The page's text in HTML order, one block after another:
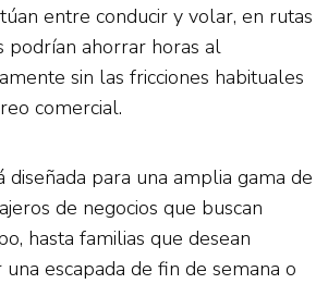
entre conducir y volar, en rutas
podrían ahorrar horas al
sin las fricciones habituales
comercial.
diseñada para una amplia gama de
de negocios que buscan
hasta familias que desean
escapada de fin de semana o